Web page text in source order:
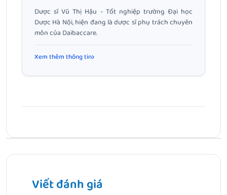
Dược sĩ Vũ Thị Hậu - Tốt nghiệp trường Đại học
Dược Hà Nội, hiện đang là dược sĩ phụ trách chuyên
môn của Daibaccare.
Xem thêm thông tin
Nhiệt độ bình thường của trẻ sơ sinh bao nhiêu là chuẩn
Viết đánh giá